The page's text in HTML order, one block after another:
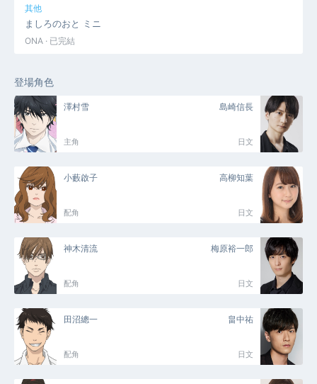
其他
ましろのおと ミニ
ONA · 已完結
登場角色
澤村雪 島崎信長
主角 日文
小藪啟子 高柳知葉
配角 日文
神木清流 梅原裕一郎
配角 日文
田沼總一 畠中祐
配角 日文